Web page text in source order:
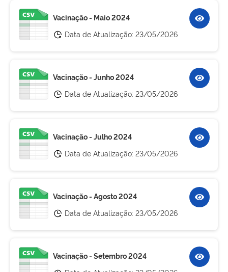
Vacinação - Maio 2024
Data de Atualização: 23/05/2026
Vacinação - Junho 2024
Data de Atualização: 23/05/2026
Vacinação - Julho 2024
Data de Atualização: 23/05/2026
Vacinação - Agosto 2024
Data de Atualização: 23/05/2026
Vacinação - Setembro 2024